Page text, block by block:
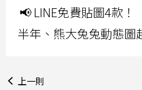
📢 LINE免費貼圖4款！
半年、熊大兔兔動態圖
上一則